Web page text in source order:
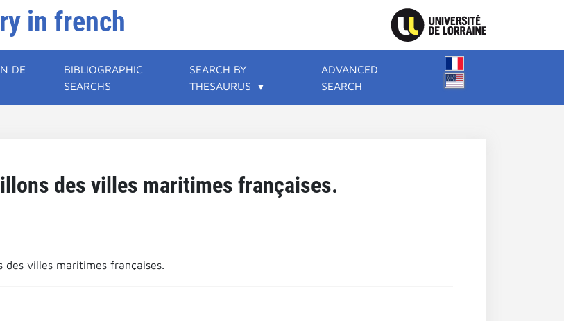
in french
DE
BIBLIOGRAPHIC
SEARCHS
SEARCH BY
THESAURUS
ADVANCED
SEARCH
des villes maritimes françaises.
des villes maritimes françaises.